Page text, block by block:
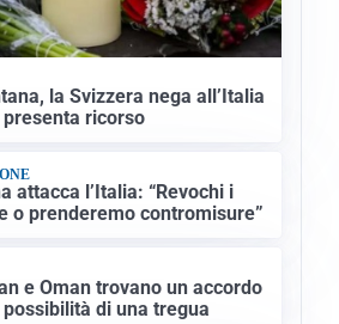
la Svizzera nega all’Italia
ricorso
attacca l’Italia: “Revochi i
o prenderemo contromisure”
e Oman trovano un accordo
di una tregua